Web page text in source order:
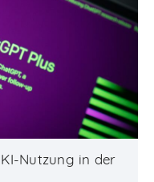
Nutzung in der